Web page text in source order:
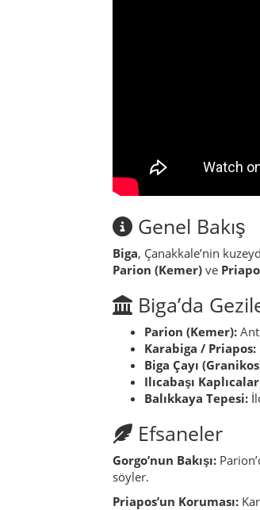
Genel Bakış
Biga, Çanakkale’nin
Parion (Kemer) ve
Biga’da
Parion (Kemer):
Karabiga / Priapos:
Biga Çayı
Ilıcabaşı
Balıkkaya Tepesi:
Efsaneler
Gorgo’nun Bakışı:
söyler.
Priapos’un Koruması: